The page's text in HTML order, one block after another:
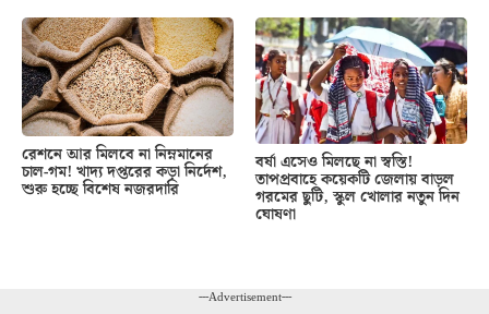
রেশনে আর মিলবে না নিম্নমানের
চাল-গম! খাদ্য দপ্তরের কড়া নির্দেশ,
শুরু হচ্ছে বিশেষ নজরদারি
বর্ষা এসেও মিলছে না স্বস্তি!
তাপপ্রবাহে কয়েকটি জেলায় বাড়ল
গরমের ছুটি, স্কুল খোলার নতুন দিন
ঘোষণা
---Advertisement---